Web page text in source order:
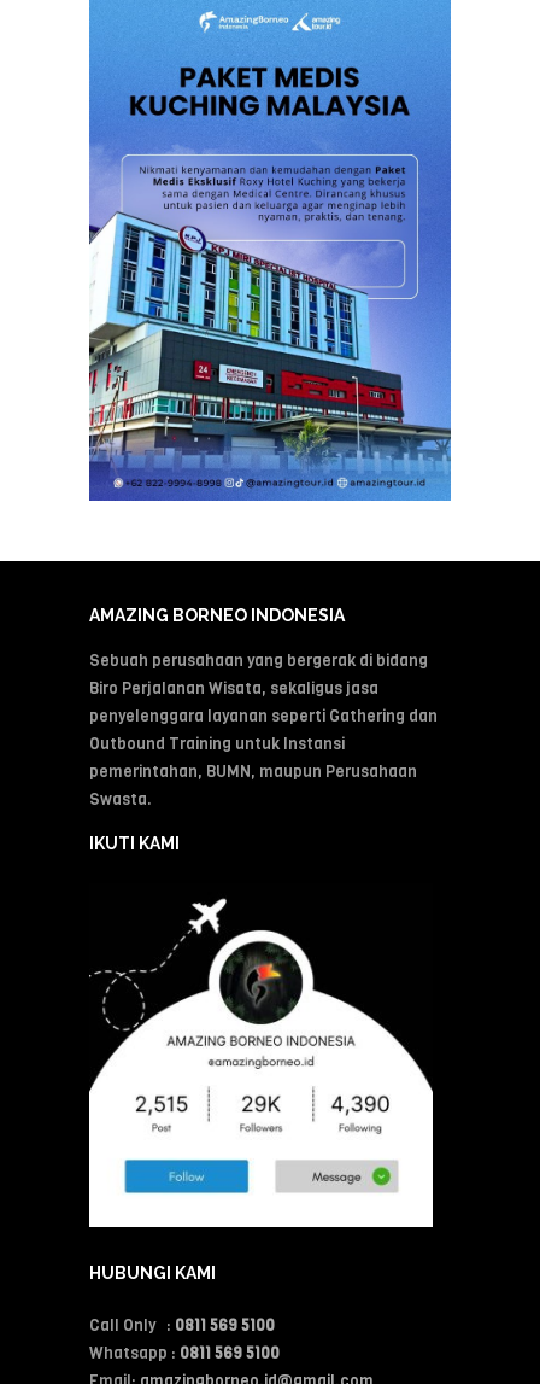
AMAZING BORNEO INDONESIA
Sebuah perusahaan yang bergerak di bidang
Biro Perjalanan Wisata, sekaligus jasa
penyelenggara layanan seperti Gathering dan
Outbound Training untuk Instansi
pemerintahan, BUMN, maupun Perusahaan
Swasta.
IKUTI KAMI
HUBUNGI KAMI
Call Only : 0811 569 5100
Whatsapp : 0811 569 5100